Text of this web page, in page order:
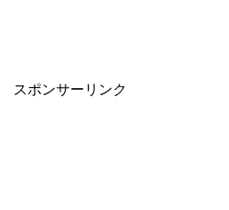
スポンサーリンク